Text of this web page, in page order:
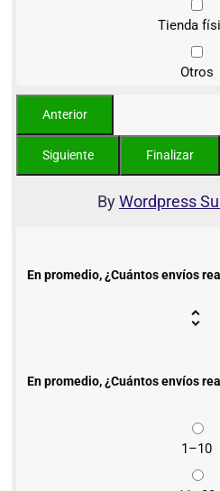
Tienda
Otros
ByWordpress
En promedio, ¿Cuántos envíos
En promedio, ¿Cuántos envíos
1–10